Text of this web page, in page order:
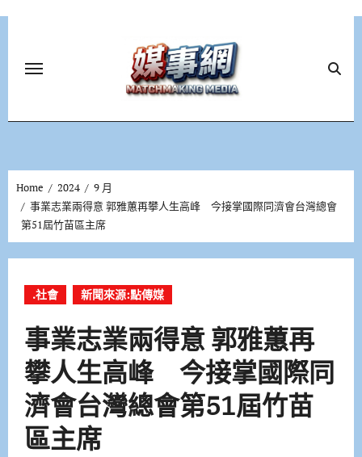
Home 2024
9 月
事業志業兩得意 郭雅蕙再攀人生高峰 今接掌國際同濟會台灣總會
第51屆竹苗區主席
.社會 新聞來源:點傳媒
事業志業兩得意 郭雅蕙再
攀人生高峰 今接掌國際同
濟會台灣總會第51屆竹苗
區主席